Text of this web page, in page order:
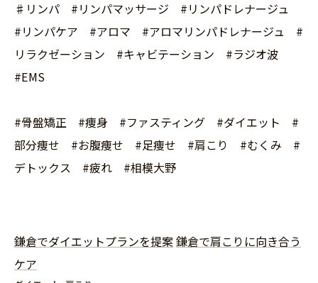
♯リンパ #リンパマッサージ #リンパドレナージュ
#リンパケア #アロマ #アロマリンパドレナージュ #
リラクゼーション #キャビテーション #ラジオ波
#EMS
#骨盤矯正 #痩身 #ファスティング #ダイエット #
部分痩せ #お腹痩せ #足痩せ #肩こり #むくみ #
デトックス #疲れ #相模大野
鎌倉でダイエットプランを提案鎌倉で肩こりに向き合う
ケア